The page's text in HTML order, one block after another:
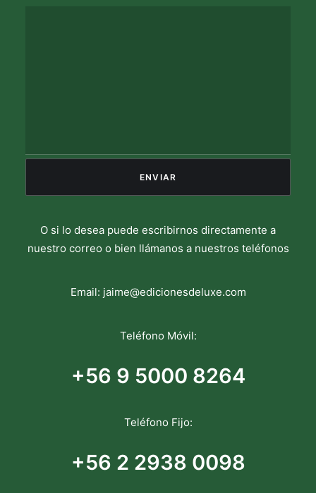
O si lo desea puede escribirnos directamente a
nuestro correo o bien llámanos a nuestros teléfonos
Email: jaime@edicionesdeluxe.com
Teléfono Móvil:
+56 9 5000 8264
Teléfono Fijo:
+56 2 2938 0098